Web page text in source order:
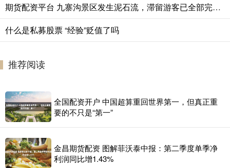
期货配资平台 九寨沟景区发生泥石流，滞留游客已全部完成疏散，工作人员：今日门票观光车票全免，部分区域暂停开放
什么是私募股票 “经验”贬值了吗
推荐阅读
全国配资开户 中国超算重回世界第一，但真正重
要的不只是“第一”
金昌期货配资 图解菲沃泰中报：第二季度单季净
利润同比增1.43%